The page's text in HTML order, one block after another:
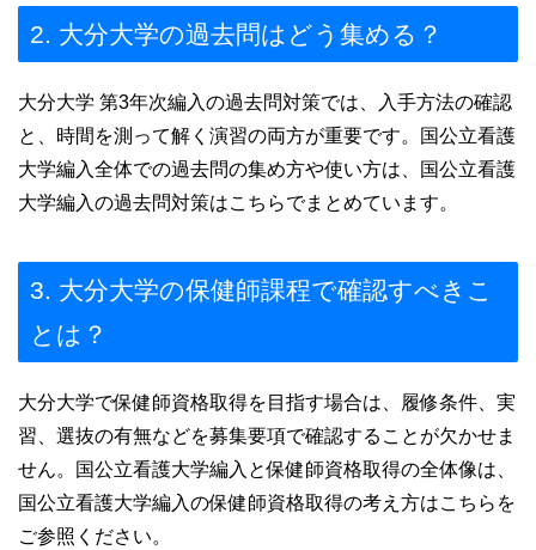
2. 大分大学の過去問はどう集める？
大分大学 第3年次編入の過去問対策では、入手方法の確認
と、時間を測って解く演習の両方が重要です。国公立看護
大学編入全体での過去問の集め方や使い方は、国公立看護
大学編入の過去問対策はこちらでまとめています。
3. 大分大学の保健師課程で確認すべきこ
とは？
大分大学で保健師資格取得を目指す場合は、履修条件、実
習、選抜の有無などを募集要項で確認することが欠かせま
せん。国公立看護大学編入と保健師資格取得の全体像は、
国公立看護大学編入の保健師資格取得の考え方はこちらを
ご参照ください。